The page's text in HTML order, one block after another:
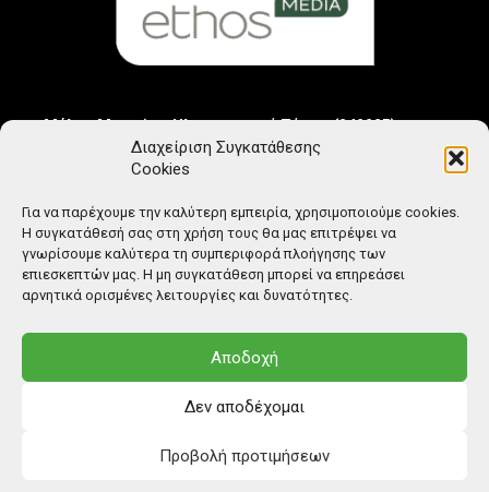
Διαχείριση Συγκατάθεσης
Cookies
Για να παρέχουμε την καλύτερη εμπειρία, χρησιμοποιούμε cookies.
Η συγκατάθεσή σας στη χρήση τους θα μας επιτρέψει να
γνωρίσουμε καλύτερα τη συμπεριφορά πλοήγησης των
επιεσκεπτών μας. Η μη συγκατάθεση μπορεί να επηρεάσει
αρνητικά ορισμένες λειτουργίες και δυνατότητες.
Αποδοχή
Δεν αποδέχομαι
Προβολή προτιμήσεων
Μέλος Μητρώου Ηλεκτρονικού Τύπου (242225)
© Copyright: Ethos Media S.A.